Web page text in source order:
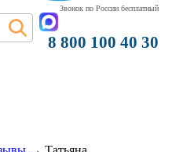
Звонок по России бесплатный
8 800 100 40 30